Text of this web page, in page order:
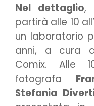
Nel dettaglio,
partirà alle 10
un laboratorio
anni, a cura
Comix. Alle
fotografa
Stefania